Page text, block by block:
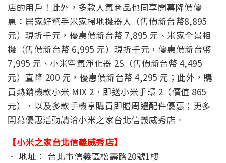
店的用戶！此外，多款人氣商品也同享開幕降價優
惠：居家好幫手米家掃地機器人（售價新台幣8,895
元）現折千元，優惠價新台幣 7,895 元、米家全景相
機（售價新台幣 6,995 元）現折千元，優惠價新台幣
7,995 元、小米空氣淨化器 2S（售價新台幣 4,495
元）直降 200 元，優惠價新台幣 4,295 元；此外，購
買熱銷機款小米 MIX 2，即送小米手環 2（價值 865
元），以及多款手機享購買即贈周邊配件優惠；更多
開幕優惠活動請洽小米之家台北信義威秀店。
【小米之家台北信義威秀店】
‐ 地址： 台北市信義區松壽路20號1樓